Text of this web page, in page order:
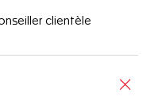
clientèle